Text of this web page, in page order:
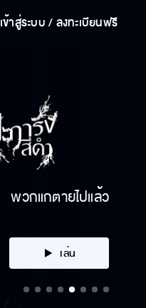
เข้าสู่ระบบ / ลงทะเบียนฟรี
คลิก